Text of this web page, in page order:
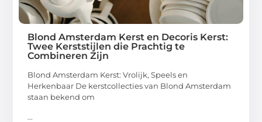
Blond Amsterdam Kerst en Decoris Kerst:
Twee Kerststijlen die Prachtig te
Combineren Zijn
Blond Amsterdam Kerst: Vrolijk, Speels en
Herkenbaar De kerstcollecties van Blond Amsterdam
staan bekend om
...